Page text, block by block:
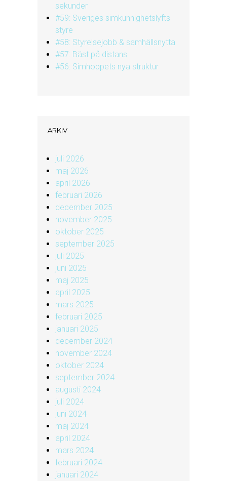
sekunder
#59: Sveriges simkunnighetslyfts
styre
#58: Styrelsejobb & samhällsnytta
#57: Bäst på distans
#56: Simhoppets nya struktur
ARKIV
juli 2026
maj 2026
april 2026
februari 2026
december 2025
november 2025
oktober 2025
september 2025
juli 2025
juni 2025
maj 2025
april 2025
mars 2025
februari 2025
januari 2025
december 2024
november 2024
oktober 2024
september 2024
augusti 2024
juli 2024
juni 2024
maj 2024
april 2024
mars 2024
februari 2024
januari 2024